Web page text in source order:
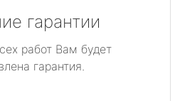
гарантии
работ Вам будет
гарантия.